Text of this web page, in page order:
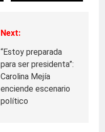
Next:
“Estoy preparada
para ser presidenta”:
Carolina Mejía
enciende escenario
político